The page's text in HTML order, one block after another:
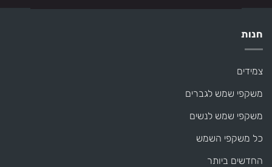
חנות
צמידים
משקפי שמש לגברים
משקפי שמש לנשים
כל משקפי השמש
החדשים ביותר